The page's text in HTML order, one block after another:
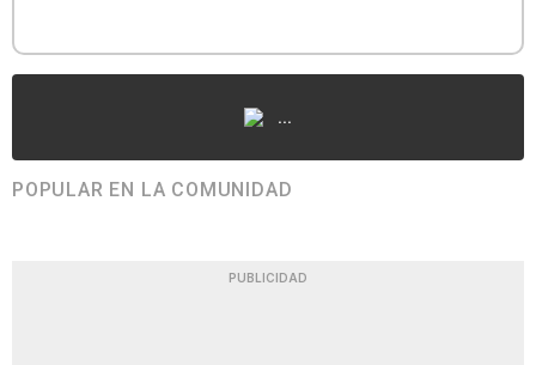
...
POPULAR EN LA COMUNIDAD
PUBLICIDAD